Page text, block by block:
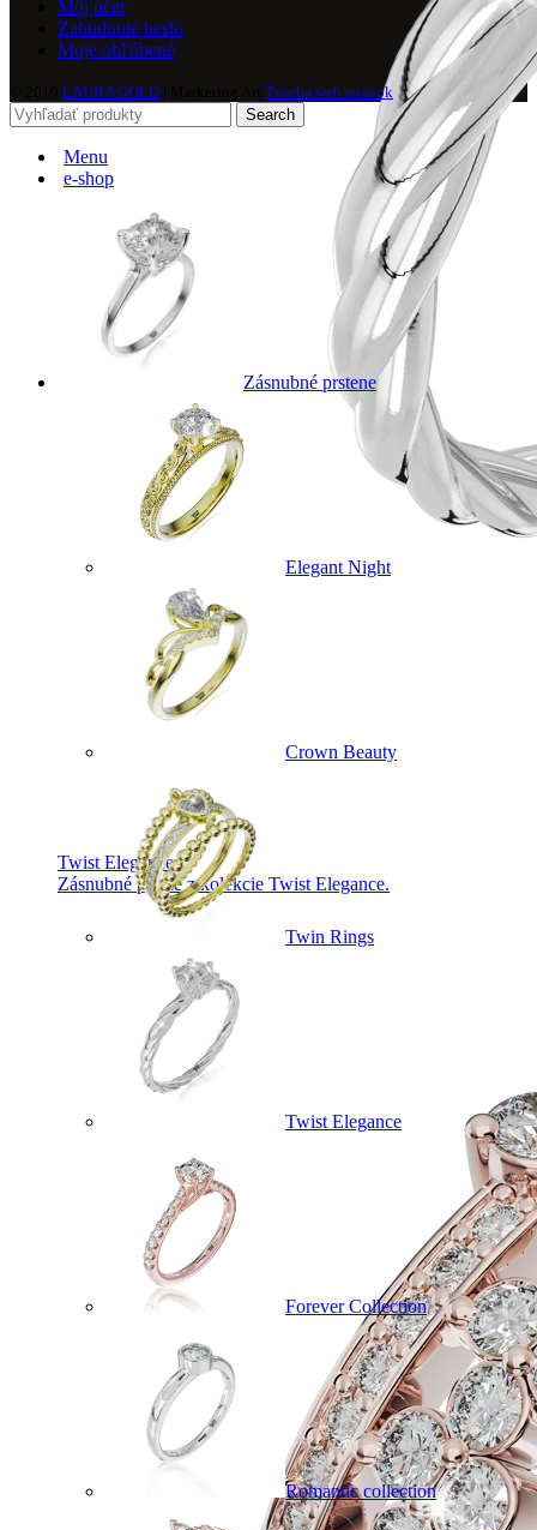
Twist Elegance
Zásnubné prstne z kolekcie Twist Elegance.
Môj účet
Zabudnuté heslo
Moje obľúbené
LAURA GOLD
Tvorba web stránok
Search
Menu
e-shop
Zásnubné prstene
Elegant Night
Crown Beauty
Twin Rings
Twist Elegance
Forever Collection
Romantic collection